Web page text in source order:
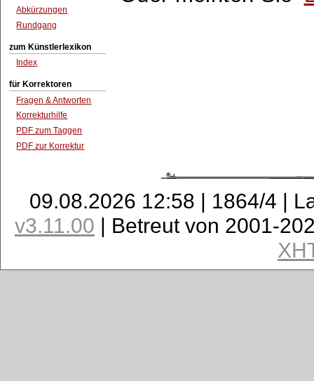
Abkürzungen
Rundgang
zum Künstlerlexikon
Index
für Korrektoren
Fragen & Antworten
Korrekturhilfe
PDF zum Taggen
PDF zur Korrektur
09.08.2026 12:58 | 1864/4 |
v3.11.00 | Betreut von 2001-